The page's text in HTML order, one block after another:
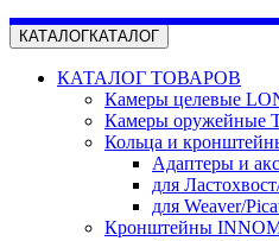
КАТАЛОГКАТАЛОГ
КАТАЛОГ ТОВАРОВ
Камеры целевые
Камеры оружейные
Кольца и
Адаптеры и
для
для Weaver/
Кронштейны